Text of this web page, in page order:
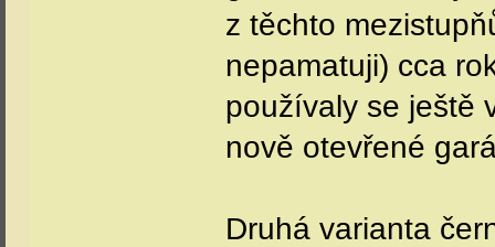
z těchto
nepamatuji) cca
používaly se ještě
nově otevřené
Druhá varianta